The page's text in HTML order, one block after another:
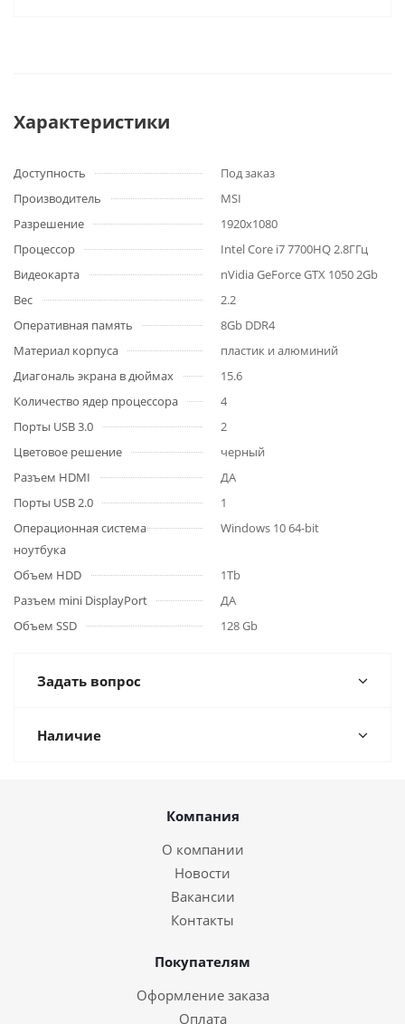
Характеристики
Доступность
Под заказ
Производитель
MSI
Разрешение
1920x1080
Процессор
Intel Core i7 7700HQ 2.8ГГц
Видеокарта
nVidia GeForce GTX 1050 2Gb
Вес
2.2
Оперативная память
8Gb DDR4
Материал корпуса
пластик и алюминий
Диагональ экрана в дюймах
15.6
Количество ядер процессора
4
Порты USB 3.0
2
Цветовое решение
черный
Разъем HDMI
ДА
Порты USB 2.0
1
Операционная система
ноутбука
Windows 10 64-bit
Объем HDD
1Tb
Разъем mini DisplayPort
ДА
Объем SSD
128 Gb
Задать вопрос
Наличие
Компания
О компании
Новости
Вакансии
Контакты
Покупателям
Оформление заказа
Оплата